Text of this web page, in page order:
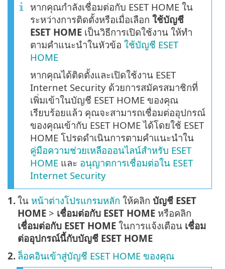
หากคุณกำลังเชื่อมต่อกับ ESET HOME ใน
ระหว่างการติดตั้งหรือเมื่อเลือก ใช้บัญชี
ESET HOME เป็นวิธีการเปิดใช้งาน ให้ทำ
ตามคำแนะนำในหัวข้อ ใช้บัญชี ESET
HOME
หากคุณได้ติดตั้งและเปิดใช้งาน ESET
Internet Security ด้วยการสมัครสมาชิกที่
เพิ่มเข้าในบัญชี ESET HOME ของคุณ
เรียบร้อยแล้ว คุณจะสามารถเชื่อมต่ออุปกรณ์
ของคุณเข้ากับ ESET HOME ได้โดยใช้ ESET
HOME โปรดดำเนินการตามคำแนะนำใน
คู่มือความช่วยเหลือออนไลน์สำหรับ ESET
HOME และ อนุญาตการเชื่อมต่อใน ESET
Internet Security
1.ใน หน้าต่างโปรแกรมหลัก ให้คลิก บัญชี ESET
HOME > เชื่อมต่อกับ ESET HOME หรือคลิก
เชื่อมต่อกับ ESET HOME ในการแจ้งเตือน เชื่อม
ต่ออุปกรณ์นี้กับบัญชี ESET HOME
2. ล็อคอินเข้าสู่บัญชี ESET HOME ของคุณ